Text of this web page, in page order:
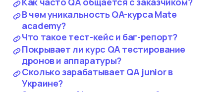
В чем уникальность QA-курса Mate
academy?
Что такое тест-кейс и баг-репорт?
Покрывает ли курс QA тестирование
дронов и аппаратуры?
Сколько зарабатывает QA junior в
Украине?